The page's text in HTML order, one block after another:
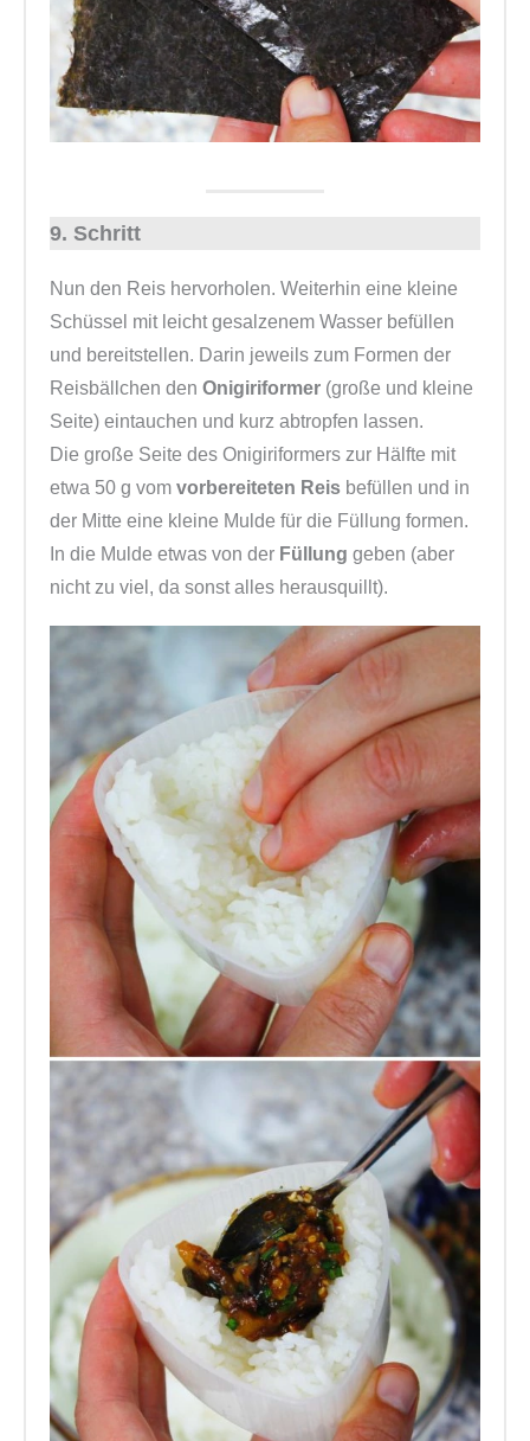
9. Schritt
Nun den Reis hervorholen. Weiterhin eine kleine
Schüssel mit leicht gesalzenem Wasser befüllen
und bereitstellen. Darin jeweils zum Formen der
Reisbällchen den Onigiriformer (große und kleine
Seite) eintauchen und kurz abtropfen lassen.
Die große Seite des Onigiriformers zur Hälfte mit
etwa 50 g vom vorbereiteten Reis befüllen und in
der Mitte eine kleine Mulde für die Füllung formen.
In die Mulde etwas von der Füllung geben (aber
nicht zu viel, da sonst alles herausquillt).